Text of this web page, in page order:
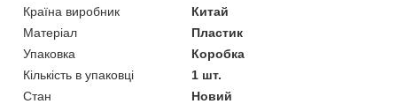
Країна виробник
Китай
Матеріал
Пластик
Упаковка
Коробка
Кількість в упаковці
1 шт.
Стан
Новий